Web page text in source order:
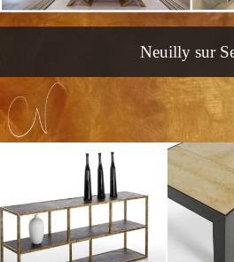
Neuilly sur